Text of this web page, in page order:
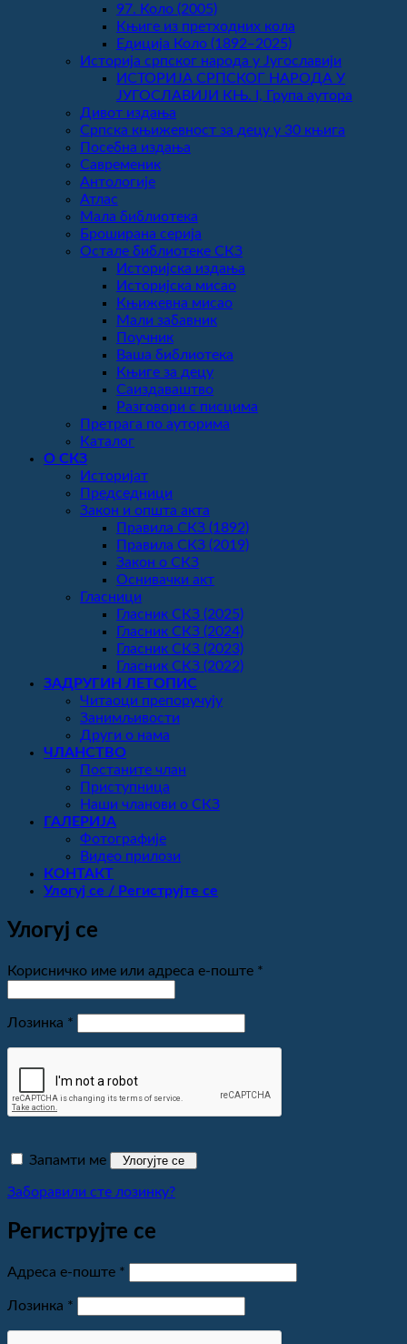
97. Коло (2005)
Књиге из претходних кола
Едиција Коло (1892‒2025)
Историја српског народа у Југославији
ИСТОРИЈА СРПСКОГ НАРОДА У
ЈУГОСЛАВИЈИ КЊ. I, Група аутора
Дивот издања
Српска књижевност за децу у 30 књига
Посебна издања
Савременик
Антологије
Атлас
Мала библиотека
Броширана серија
Остале библиотеке СКЗ
Историјска издања
Историјска мисао
Књижевна мисао
Мали забавник
Поучник
Ваша библиотека
Књиге за децу
Саиздаваштво
Разговори с писцима
Претрага по ауторима
Каталог
О СКЗ
Историјат
Председници
Закон и општа акта
Правила СКЗ (1892)
Правила СКЗ (2019)
Закон о СКЗ
Оснивачки акт
Гласници
Гласник СКЗ (2025)
Гласник СКЗ (2024)
Гласник СКЗ (2023)
Гласник СКЗ (2022)
ЗАДРУГИН ЛЕТОПИС
Читаоци препоручују
Занимљивости
Други о нама
ЧЛАНСТВО
Постаните члан
Приступница
Наши чланови о СКЗ
ГАЛЕРИЈА
Фотографије
Видео прилози
КОНТАКТ
Улогуј се / Региструјте се
Улогуј се
Корисничко име или адреса е-поште *
Лозинка *
Запамти ме Улогујте се
Заборавили сте лозинку?
Региструјте се
Адреса е-поште *
Лозинка *